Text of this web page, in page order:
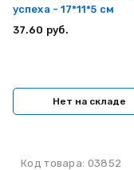
успеха - 17*11*5 см
37.60 руб.
Нет на складе
Код товара: 03852